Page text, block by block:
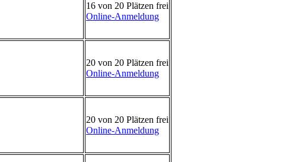
16 von 20 Plätzen frei
Online-Anmeldung
20 von 20 Plätzen frei
Online-Anmeldung
20 von 20 Plätzen frei
Online-Anmeldung